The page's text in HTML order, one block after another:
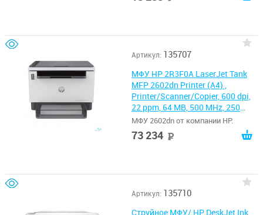
Артикул: 135707
МФУ HP 2R3F0A LaserJet Tank
MFP 2602dn Printer (A4) ,
Printer/Scanner/Copier, 600 dpi,
22 ppm, 64 MB, 500 MHz, 250
pages tray, USB+Ethernet, Duty
25K pages
МФУ 2602dn от компании HP.
73 234
Артикул: 135710
Струйное МФУ/ HP DeskJet Ink